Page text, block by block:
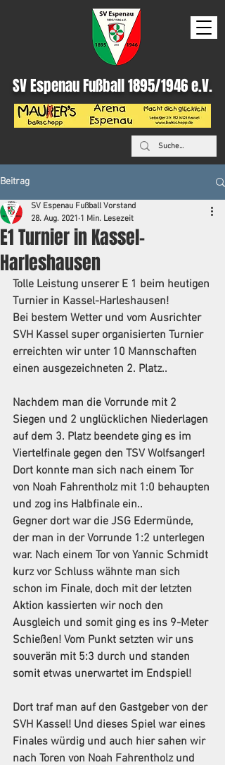
SV Espenau Fußball 1895/1946 e.V.
Beitrag
E1 Turnier in Kassel-
Harleshausen
SV Espenau Fußball Vorstand
28. Aug. 2021 1 Min. Lesezeit
Tolle Leistung unserer E 1 beim heutigen
Turnier in Kassel-Harleshausen!
Bei bestem Wetter und vom Ausrichter
SVH Kassel super organisierten Turnier
erreichten wir unter 10 Mannschaften
einen ausgezeichneten 2. Platz..
Nachdem man die Vorrunde mit 2
Siegen und 2 unglücklichen Niederlagen
auf dem 3. Platz beendete ging es im
Viertelfinale gegen den TSV Wolfsanger!
Dort konnte man sich nach einem Tor
von Noah Fahrentholz mit 1:0 behaupten
und zog ins Halbfinale ein..
Gegner dort war die JSG Edermünde,
der man in der Vorrunde 1:2 unterlegen
war. Nach einem Tor von Yannic Schmidt
kurz vor Schluss wähnte man sich
schon im Finale, doch mit der letzten
Aktion kassierten wir noch den
Ausgleich und somit ging es ins 9-Meter
Schießen! Vom Punkt setzten wir uns
souverän mit 5:3 durch und standen
somit etwas unerwartet im Endspiel!
Dort traf man auf den Gastgeber von der
SVH Kassel! Und dieses Spiel war eines
Finales würdig und auch hier sahen wir
nach Toren von Noah Fahrentholz und